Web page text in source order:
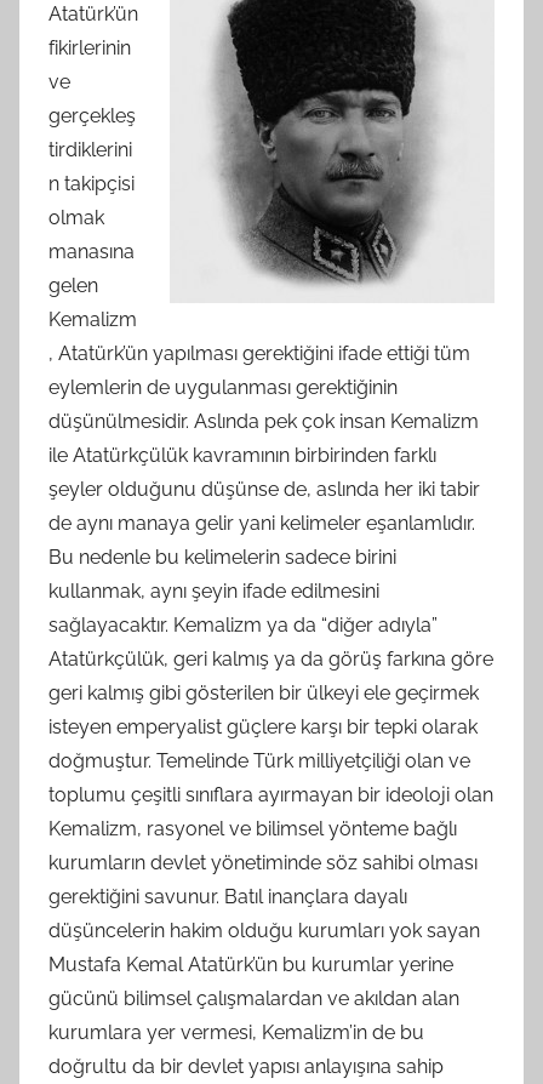
Atatürk’ün
fikirlerinin
ve
gerçekleş
tirdiklerini
n takipçisi
olmak
manasına
gelen
Kemalizm
, Atatürk’ün yapılması gerektiğini ifade ettiği tüm
eylemlerin de uygulanması gerektiğinin
düşünülmesidir. Aslında pek çok insan Kemalizm
ile Atatürkçülük kavramının birbirinden farklı
şeyler olduğunu düşünse de, aslında her iki tabir
de aynı manaya gelir yani kelimeler eşanlamlıdır.
Bu nedenle bu kelimelerin sadece birini
kullanmak, aynı şeyin ifade edilmesini
sağlayacaktır. Kemalizm ya da “diğer adıyla”
Atatürkçülük, geri kalmış ya da görüş farkına göre
geri kalmış gibi gösterilen bir ülkeyi ele geçirmek
isteyen emperyalist güçlere karşı bir tepki olarak
doğmuştur. Temelinde Türk milliyetçiliği olan ve
toplumu çeşitli sınıflara ayırmayan bir ideoloji olan
Kemalizm, rasyonel ve bilimsel yönteme bağlı
kurumların devlet yönetiminde söz sahibi olması
gerektiğini savunur. Batıl inançlara dayalı
düşüncelerin hakim olduğu kurumları yok sayan
Mustafa Kemal Atatürk’ün bu kurumlar yerine
gücünü bilimsel çalışmalardan ve akıldan alan
kurumlara yer vermesi, Kemalizm’in de bu
doğrultu da bir devlet yapısı anlayışına sahip